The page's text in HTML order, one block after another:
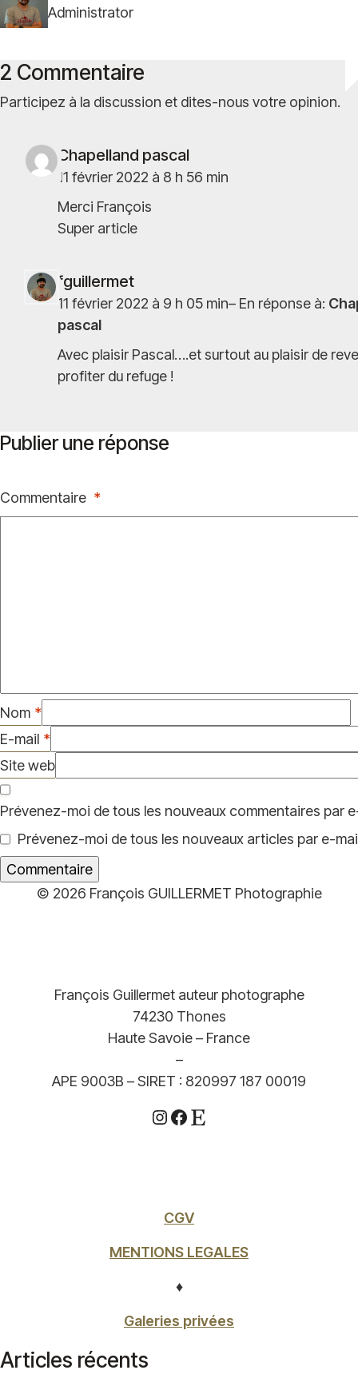
Administrator
2 Commentaire
Participez à la discussion et dites-nous votre opinion.
Chapelland pascal
11 février 2022 à 8 h 56 min
Merci François
Super article
fguillermet
11 février 2022 à 9 h 05 min– En réponse à:
pascal
Avec plaisir Pascal….et surtout au plaisir de
profiter du refuge !
Publier une réponse
Commentaire *
Nom *
E-mail *
Site web
Prévenez-moi de tous les nouveaux commentaires par
Prévenez-moi de tous les nouveaux articles par e-
© 2026 François GUILLERMET Photographie
François Guillermet auteur photographe
74230 Thones
Haute Savoie – France
–
APE 9003B – SIRET : 820997 187 00019
Instagram
Facebook
Etsy
CGV
MENTIONS LEGALES
♦
Galeries privées
Articles récents